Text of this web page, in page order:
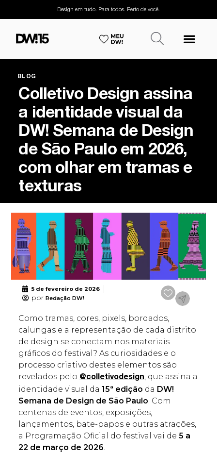
Design em tudo. Para todos. Perto de você.
BLOG
Colletivo Design assina
a identidade visual da
DW! Semana de Design
de São Paulo em 2026,
com olhar em tramas e
texturas
5 de fevereiro de 2026
por Redação DW!
Como tramas, cores, pixels, bordados,
calungas e a representação de cada distrito
de design se conectam nos materiais
gráficos do festival? As curiosidades e o
processo criativo destes elementos são
revelados pelo @colletivodesign, que assina a
identidade visual da15ª edição da DW!
Semana de Design de São Paulo. Com
centenas de eventos, exposições,
lançamentos, bate-papos e outras atrações,
a Programação Oficial do festival vai de 5 a
22 de março de 2026.